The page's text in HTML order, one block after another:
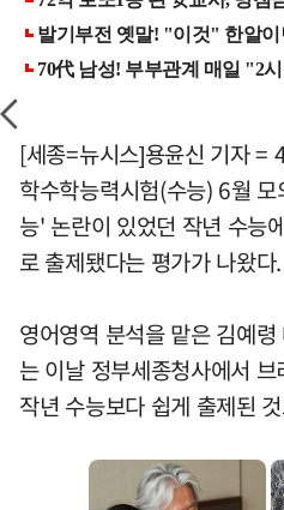
[세종=뉴시스]용윤신 기자 =
학수학능력시험(수능) 6월
능' 논란이 있었던 작년 수능
로 출제됐다는 평가가 나왔다.
영어영역 분석을 맡은 김예
는 이날 정부세종청사에서
작년 수능보다 쉽게 출제된